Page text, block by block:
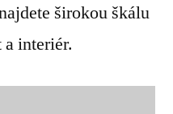
širokou škálu
interiér.